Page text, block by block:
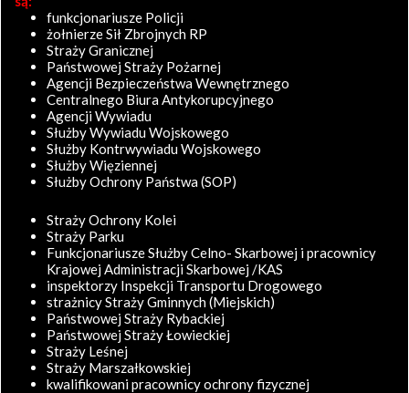
funkcjonariusze Policji
żołnierze Sił Zbrojnych RP
Straży Granicznej
Państwowej Straży Pożarnej
Agencji Bezpieczeństwa Wewnętrznego
Centralnego Biura Antykorupcyjnego
Agencji Wywiadu
Służby Wywiadu Wojskowego
Służby Kontrwywiadu Wojskowego
Służby Więziennej
Służby Ochrony Państwa (SOP)
Straży Ochrony Kolei
Straży Parku
Funkcjonariusze Służby Celno- Skarbowej i pracownicy
Krajowej Administracji Skarbowej /KAS
inspektorzy Inspekcji Transportu Drogowego
strażnicy Straży Gminnych (Miejskich)
Państwowej Straży Rybackiej
Państwowej Straży Łowieckiej
Straży Leśnej
Straży Marszałkowskiej
kwalifikowani pracownicy ochrony fizycznej